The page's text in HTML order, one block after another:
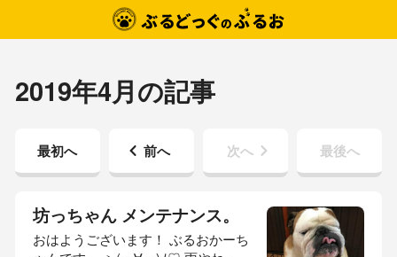
2019年4月の記事
最初へ 前へ 次へ 最後へ
坊っちゃん メンテナンス。
おはようございます！ ぶるおかーち